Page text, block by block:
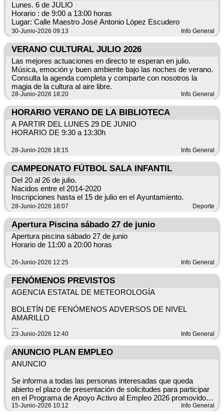
📌 Paso importante: No te quedes sin sitio. Pásate por el
Ayuntamiento para reservar tu mesa antes del 9 de julio.
Lunes. 6 de JULIO
Horario : de 9:00 a 13:00 horas
Lugar: Calle Maestro José Antonio López Escudero
30-Junio-2026 09:13 Info General
VERANO CULTURAL JULIO 2026
Las mejores actuaciones en directo te esperan en julio.
Música, emoción y buen ambiente bajo las noches de verano.
Consulta la agenda completa y comparte con nosotros la
magia de la cultura al aire libre.
28-Junio-2026 18:20 Info General
HORARIO VERANO DE LA BIBLIOTECA
A PARTIR DEL LUNES 29 DE JUNIO
HORARIO DE 9:30 a 13:30h
28-Junio-2026 18:15 Info General
CAMPEONATO FÚTBOL SALA INFANTIL
Del 20 al 26 de julio.
Nacidos entre el 2014-2020
Inscripciones hasta el 15 de julio en el Ayuntamiento.
28-Junio-2026 18:07 Deporte
Apertura Piscina sábado 27 de junio
Apertura piscina sábado 27 de junio
Horario de 11:00 a 20:00 horas
26-Junio-2026 12:25 Info General
FENÓMENOS PREVISTOS
AGENCIA ESTATAL DE METEOROLOGÍA
BOLETÍN DE FENÓMENOS ADVERSOS DE NIVEL
AMARILLO
C. AUTÓNOMA: CASTILLA - LA MANCHA
BOLETÍN NÚMERO 195/68CMA_C_C_AM_TT
EMITIDO A LAS 11:10 HORA OFICIAL DEL 23/06/2026
VÁLIDO HASTA LAS 00:00 HORA OFICIAL DEL 25/06/2026
23-Junio-2026 12:40 Info General
ANUNCIO PLAN EMPLEO
ANUNCIO
Se informa a todas las personas interesadas que queda
abierto el plazo de presentación de solicitudes para participar
en el Programa de Apoyo Activo al Empleo 2026 promovido
por la Junta de Comunidades de Castilla-La Mancha, la
15-Junio-2026 10:12 Info General